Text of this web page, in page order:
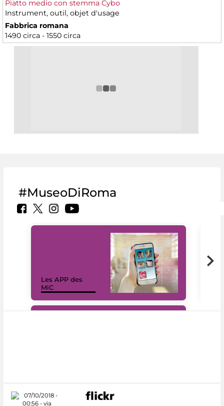
Piatto medio con stemma Cybo
Instrument, outil, objet d'usage
Fabbrica romana
1490 circa - 1550 circa
#MuseoDiRoma
Les APP des
MiC